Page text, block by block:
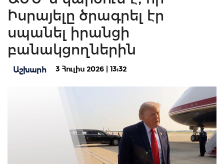
Իսրայելը ծրագրել էր
սպանել իրանցի
բանակցողներին
Աշխարհ 3 Հուլիս 2026 | 13:32